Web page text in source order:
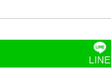
LINE